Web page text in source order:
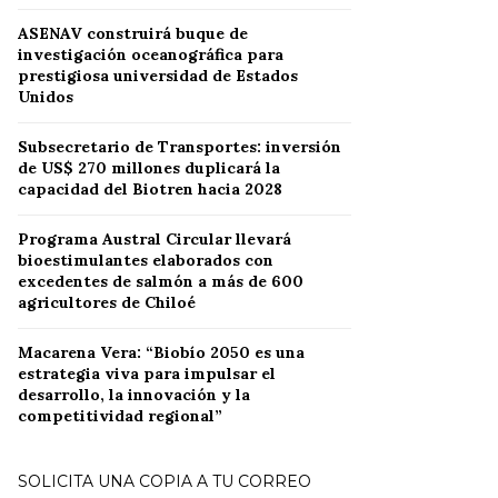
ASENAV construirá buque de
investigación oceanográfica para
prestigiosa universidad de Estados
Unidos
Subsecretario de Transportes: inversión
de US$ 270 millones duplicará la
capacidad del Biotren hacia 2028
Programa Austral Circular llevará
bioestimulantes elaborados con
excedentes de salmón a más de 600
agricultores de Chiloé
Macarena Vera: “Biobío 2050 es una
estrategia viva para impulsar el
desarrollo, la innovación y la
competitividad regional”
SOLICITA UNA COPIA A TU CORREO